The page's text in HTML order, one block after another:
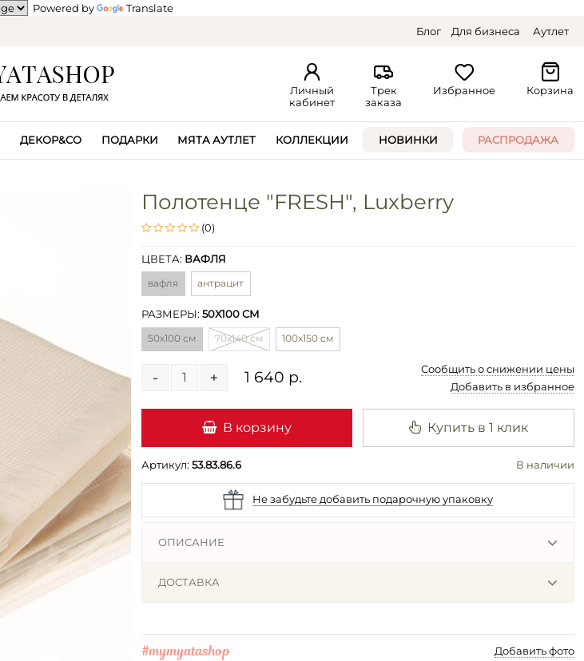
Powered by
Translate
Блог Для бизнеса Аутлет
Личный
кабинет
Трек
заказа
Избранное Корзина
ДЕКОР&CO ПОДАРКИ МЯТА АУТЛЕТ КОЛЛЕКЦИИ НОВИНКИ РАСПРОДАЖА
Полотенце "FRESH", Luxberry
(0)
ЦВЕТА: ВАФЛЯ
вафля антрацит
РАЗМЕРЫ: 50Х100 СМ
50х100 см 70х140 см 100х150 см
- + 1 640 р.
Сообщить о снижении цены
Добавить в избранное
В корзину Купить в 1 клик
Артикул: 53.83.86.6 В наличии
Не забудьте добавить подарочную упаковку
ОПИСАНИЕ
ДОСТАВКА
#mymyatashop Добавить фото